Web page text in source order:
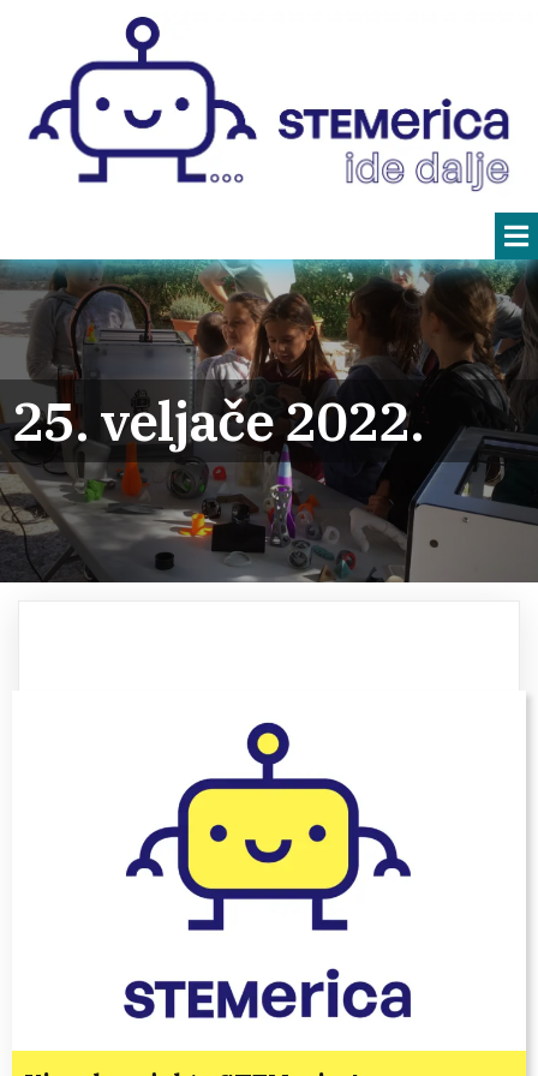
25. veljače 2022.